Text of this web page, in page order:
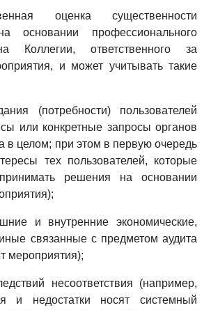
оценка существенности
основании профессионального
Коллегии, ответственного за
и может учитывать такие
(потребности) пользователей
или конкретные запросы органов
в целом; при этом в первую очередь
тех пользователей, которые
решения на основании
и внутренние экономические,
связанные с предметом аудита
мероприятия);
несоответствия (например,
и недостатки носят системный